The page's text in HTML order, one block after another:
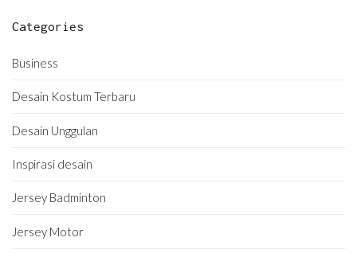
Categories
Business
Desain Kostum Terbaru
Desain Unggulan
Inspirasi desain
Jersey Badminton
Jersey Motor